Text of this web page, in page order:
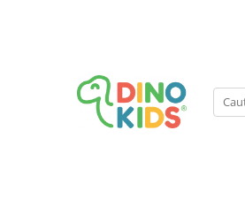
Politica de Retur